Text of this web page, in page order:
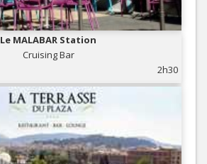
Le MALABAR Station
Cruising Bar
2h30